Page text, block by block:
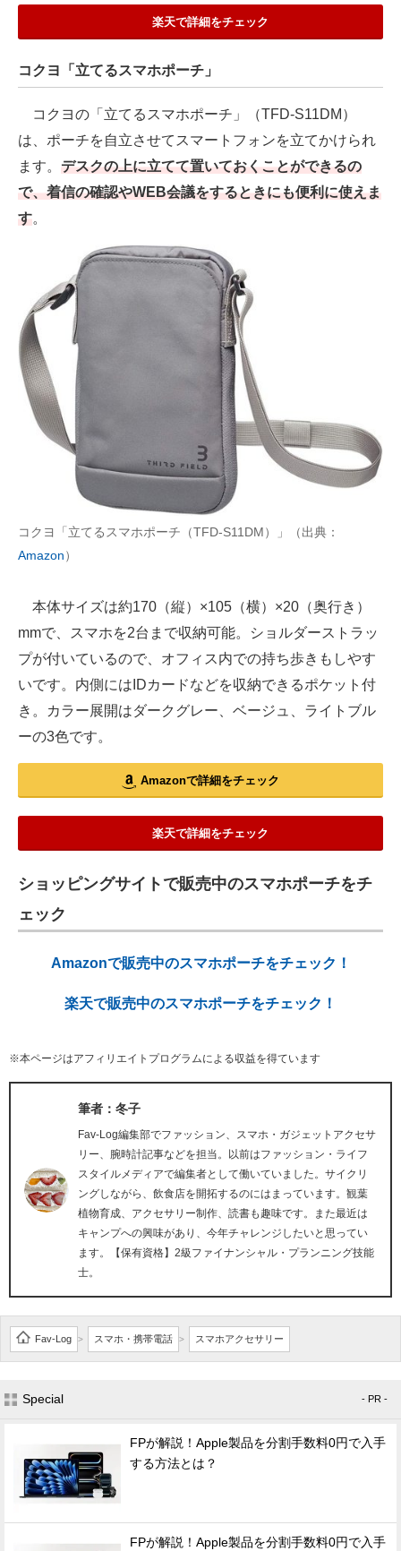
楽天で詳細をチェック
コクヨ「立てるスマホポーチ」
コクヨの「立てるスマホポーチ」（TFD-S11DM）
は、ポーチを自立させてスマートフォンを立てかけられ
ます。 デスクの上に立てて置いておくことができるの
で、着信の確認やWEB会議をするときにも便利に使えま
す。
コクヨ「立てるスマホポーチ（TFD-S11DM）」（出典：
Amazon）
本体サイズは約170（縦）×105（横）×20（奥行き）
mmで、スマホを2台まで収納可能。ショルダーストラッ
プが付いているので、オフィス内での持ち歩きもしやす
いです。内側にはIDカードなどを収納できるポケット付
き。カラー展開はダークグレー、ベージュ、ライトブル
ーの3色です。
Amazonで詳細をチェック
楽天で詳細をチェック
ショッピングサイトで販売中のスマホポーチをチ
ェック
Amazonで販売中のスマホポーチをチェック！
楽天で販売中のスマホポーチをチェック！
※本ページはアフィリエイトプログラムによる収益を得ています
筆者：冬子
Fav-Log編集部でファッション、スマホ・ガジェットアクセサ
リー、腕時計記事などを担当。以前はファッション・ライフ
スタイルメディアで編集者として働いていました。サイクリ
ングしながら、飲食店を開拓するのにはまっています。観葉
植物育成、アクセサリー制作、読書も趣味です。また最近は
キャンプへの興味があり、今年チャレンジしたいと思ってい
ます。【保有資格】2級ファイナンシャル・プランニング技能
士。
Fav-Log > スマホ・携帯電話 > スマホアクセサリー
Special - PR -
FPが解説！Apple製品を分割手数料0円で入手
する方法とは？
FPが解説！Apple製品を分割手数料0円で入手